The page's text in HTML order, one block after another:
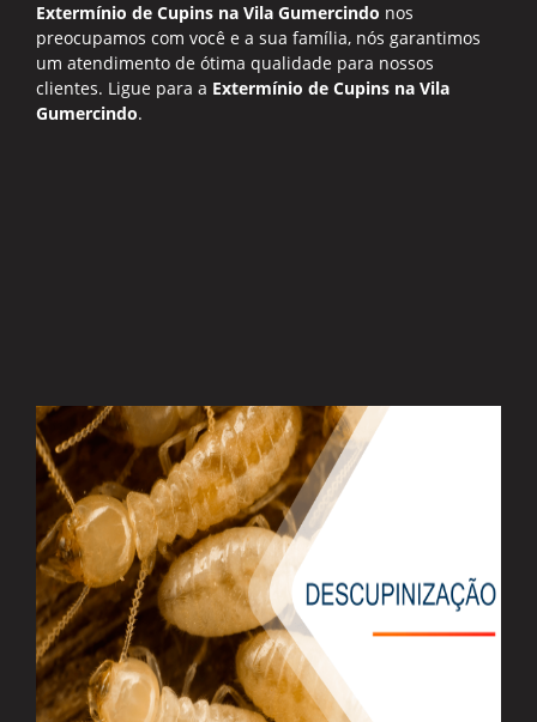
Extermínio de Cupins na Vila Gumercindo nos
preocupamos com você e a sua família, nós garantimos
um atendimento de ótima qualidade para nossos
clientes. Ligue para a Extermínio de Cupins na Vila
Gumercindo.